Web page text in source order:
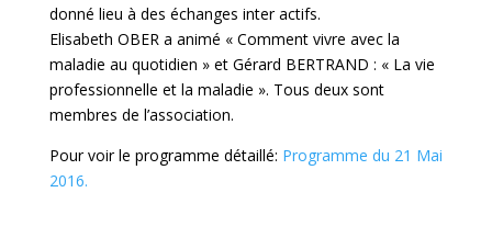
donné lieu à des échanges inter actifs.
Elisabeth OBER a animé « Comment vivre avec la
maladie au quotidien » et Gérard BERTRAND : « La vie
professionnelle et la maladie ». Tous deux sont
membres de l’association.
Pour voir le programme détaillé: Programme du 21 Mai
2016.